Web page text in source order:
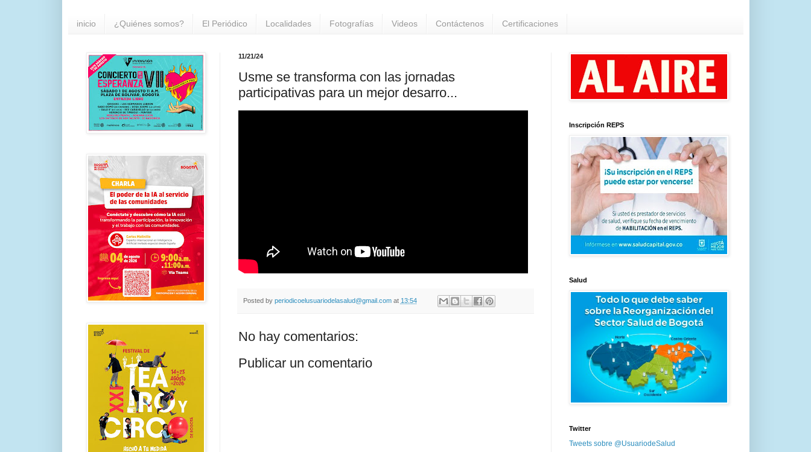
inicio ¿Quiénes somos? El Periódico Localidades Fotografías Videos Contáctenos Certificaciones
11/21/24
Usme se transforma con las jornadas
participativas para un mejor desarro...
Posted by periodicoelusuariodelasalud@gmail.com at 13:54
No hay comentarios:
Publicar un comentario
Inscripción REPS
Salud
Twitter
Tweets sobre @UsuariodeSalud